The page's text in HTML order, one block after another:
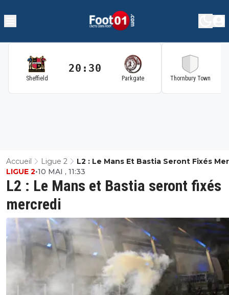
Sheffield
20:30
Parkgate Thornbury Town
Accueil Ligue 2 L2 : Le Mans Et Bastia Seront Fixés
L2 : Le Mans et Bastia seront fixés
mercredi
LIGUE 2•10 MAI , 11:33